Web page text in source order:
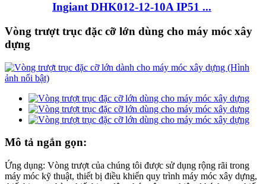
Ingiant DHK012-12-10A IP51 ...
Vòng trượt trục đặc cỡ lớn dùng cho máy móc xây
dựng
Mô tả ngắn gọn:
Ứng dụng: Vòng trượt của chúng tôi được sử dụng rộng rãi trong
máy móc kỹ thuật, thiết bị điều khiển quy trình máy móc xây dựng,